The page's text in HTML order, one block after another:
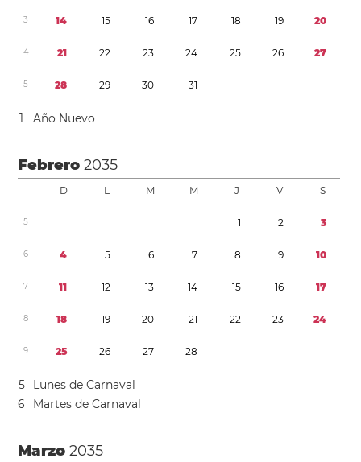
3 14 15 16 17 18 19 20
4 21 22 23 24 25 26 27
5 28 29 30 31
1 Año Nuevo
Febrero2035
D L M M J V S
5 1 2 3
6 4 5 6 7 8 9 10
7 11 12 13 14 15 16 17
8 18 19 20 21 22 23 24
9 25 26 27 28
5
Lunes de Carnaval
6
Martes de Carnaval
Marzo2035